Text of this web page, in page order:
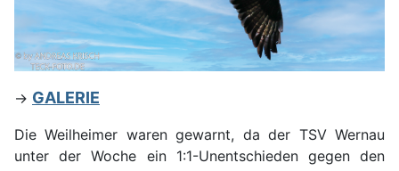
-> GALERIE
Die Weilheimer waren gewarnt, da der TSV Wernau
unter der Woche ein 1:1-Unentschieden gegen den